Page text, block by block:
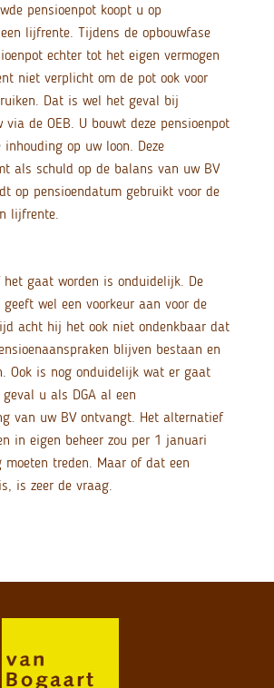
pensioenpot koopt u op
lijfrente. Tijdens de opbouwfase
echter tot het eigen vermogen
niet verplicht om de pot ook voor
Dat is wel het geval bij
via de OEB. U bouwt deze pensioenpot
op uw loon. Deze
als schuld op de balans van uw BV
op pensioendatum gebruikt voor de
lijfrente.
gaat worden is onduidelijk. De
wel een voorkeur aan voor de
acht hij het ook niet ondenkbaar dat
blijven bestaan en
Ook is nog onduidelijk wat er gaat
u als DGA al een
van uw BV ontvangt. Het alternatief
in eigen beheer zou per 1 januari
treden. Maar of dat een
is zeer de vraag.